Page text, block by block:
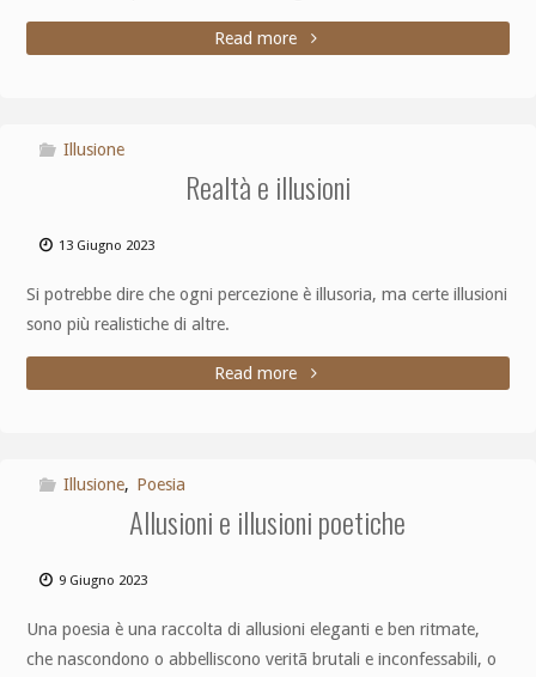
Read more
Illusione
Realtà e illusioni
13 Giugno 2023
Si potrebbe dire che ogni percezione è illusoria, ma certe illusioni
sono più realistiche di altre.
Read more
Illusione, Poesia
Allusioni e illusioni poetiche
9 Giugno 2023
Una poesia è una raccolta di allusioni eleganti e ben ritmate,
che nascondono o abbelliscono veritã brutali e inconfessabili, o